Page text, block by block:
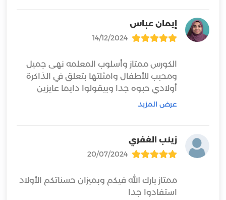
إيمان عباس
14/12/2024
الكورس ممتاز وأسلوب المعلمه نهى جميل
ومحبب للأطفال وامثلتها بتعلق في الذاكرة
أولادي حبوه جدا وبيقولوا دايما عايزين
عرض المزيد
زينب الغفري
20/07/2024
ممتاز بارك الله فيكم وبميزان حسناتكم الأولاد
استفادوا جدا